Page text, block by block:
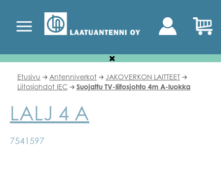
Etusivu 🡢 Antenniverkot 🡢 JAKOVERKON LAITTEET 🡢
Liitosjohdot IEC 🡢 Suojattu TV-liitosjohto 4m A-luokka
LALJ 4 A
7541597